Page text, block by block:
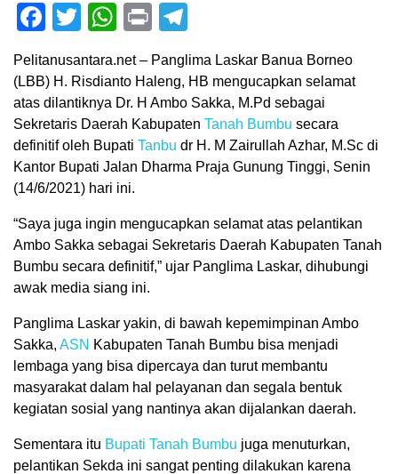
Facebook
TwitterWhatsApp
Print
Pelitanusantara.net – Panglima Laskar Banua Borneo
(LBB) H. Risdianto Haleng, HB mengucapkan selamat
atas dilantiknya Dr. H Ambo Sakka, M.Pd sebagai
Sekretaris Daerah Kabupaten Tanah Bumbu secara
definitif oleh Bupati Tanbu dr H. M Zairullah Azhar, M.Sc di
Kantor Bupati Jalan Dharma Praja Gunung Tinggi, Senin
(14/6/2021) hari ini.
“Saya juga ingin mengucapkan selamat atas pelantikan
Ambo Sakka sebagai Sekretaris Daerah Kabupaten Tanah
Bumbu secara definitif,” ujar Panglima Laskar, dihubungi
awak media siang ini.
Panglima Laskar yakin, di bawah kepemimpinan Ambo
Sakka, ASN Kabupaten Tanah Bumbu bisa menjadi
lembaga yang bisa dipercaya dan turut membantu
masyarakat dalam hal pelayanan dan segala bentuk
kegiatan sosial yang nantinya akan dijalankan daerah.
Sementara itu Bupati Tanah Bumbu juga menuturkan,
pelantikan Sekda ini sangat penting dilakukan karena